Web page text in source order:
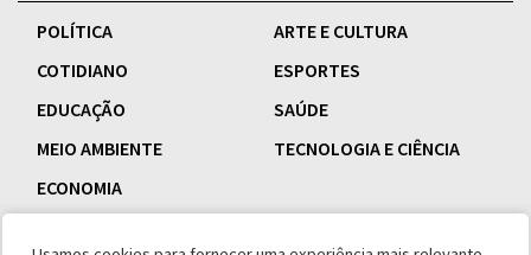
POLÍTICA
ARTE E CULTURA
COTIDIANO
ESPORTES
EDUCAÇÃO
SAÚDE
MEIO AMBIENTE
TECNOLOGIA E CIÊNCIA
ECONOMIA